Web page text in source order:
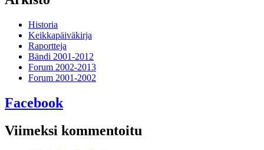
Historia
Keikkapäiväkirja
Raportteja
Bändi 2001-2012
Forum 2002-2013
Forum 2001-2002
Facebook
Viimeksi kommentoitu